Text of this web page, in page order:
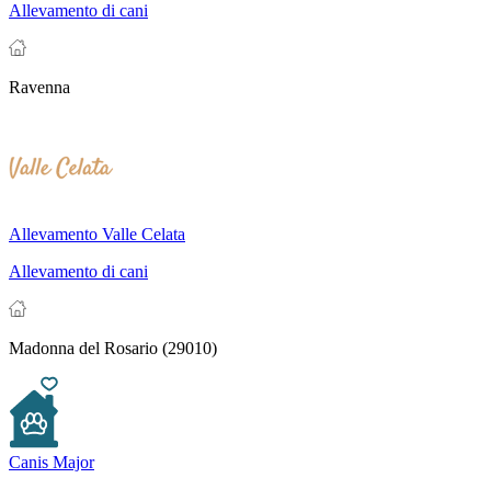
Allevamento di cani
Ravenna
Allevamento Valle Celata
Allevamento di cani
Madonna del Rosario (29010)
Canis Major